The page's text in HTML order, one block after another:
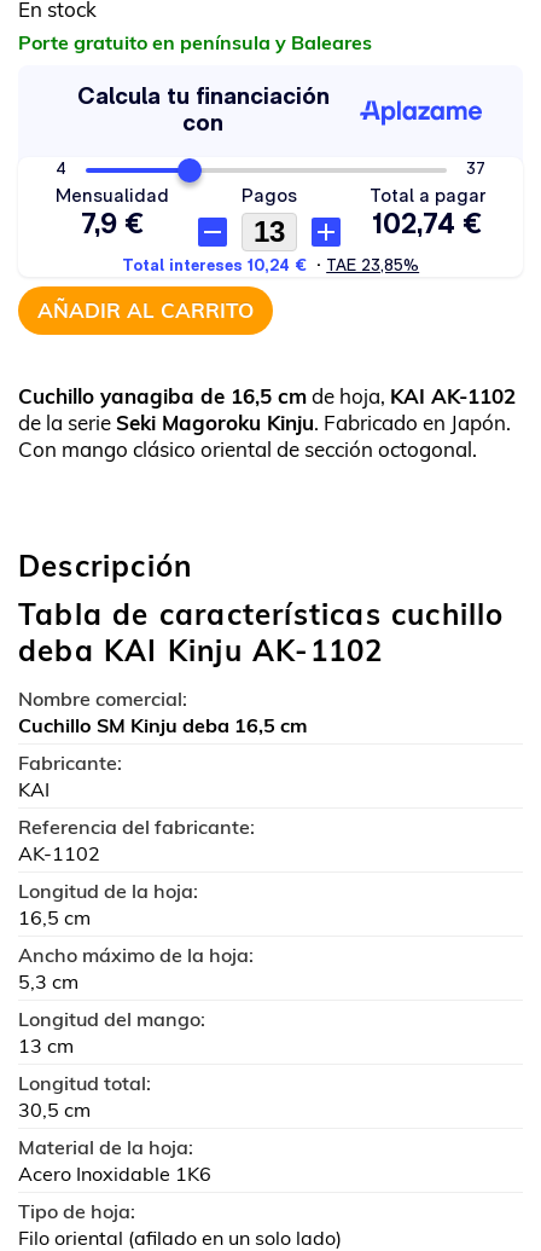
En stock
Porte gratuito en península y Baleares
AÑADIR AL CARRITO
Cuchillo yanagiba de 16,5 cmde hoja, KAI AK-1102
de la serieSeki Magoroku Kinju. Fabricado en Japón.
Con mango clásico oriental de sección octogonal.
Descripción
Tabla de características cuchillo
deba KAI Kinju AK-1102
Nombre comercial:
Cuchillo SM Kinju deba 16,5 cm
Fabricante:
KAI
Referencia del fabricante:
AK-1102
Longitud de la hoja:
16,5 cm
Ancho máximo de la hoja:
5,3 cm
Longitud del mango:
13 cm
Longitud total:
30,5 cm
Material de la hoja:
Acero Inoxidable 1K6
Tipo de hoja:
Filo oriental (afilado en un solo lado)